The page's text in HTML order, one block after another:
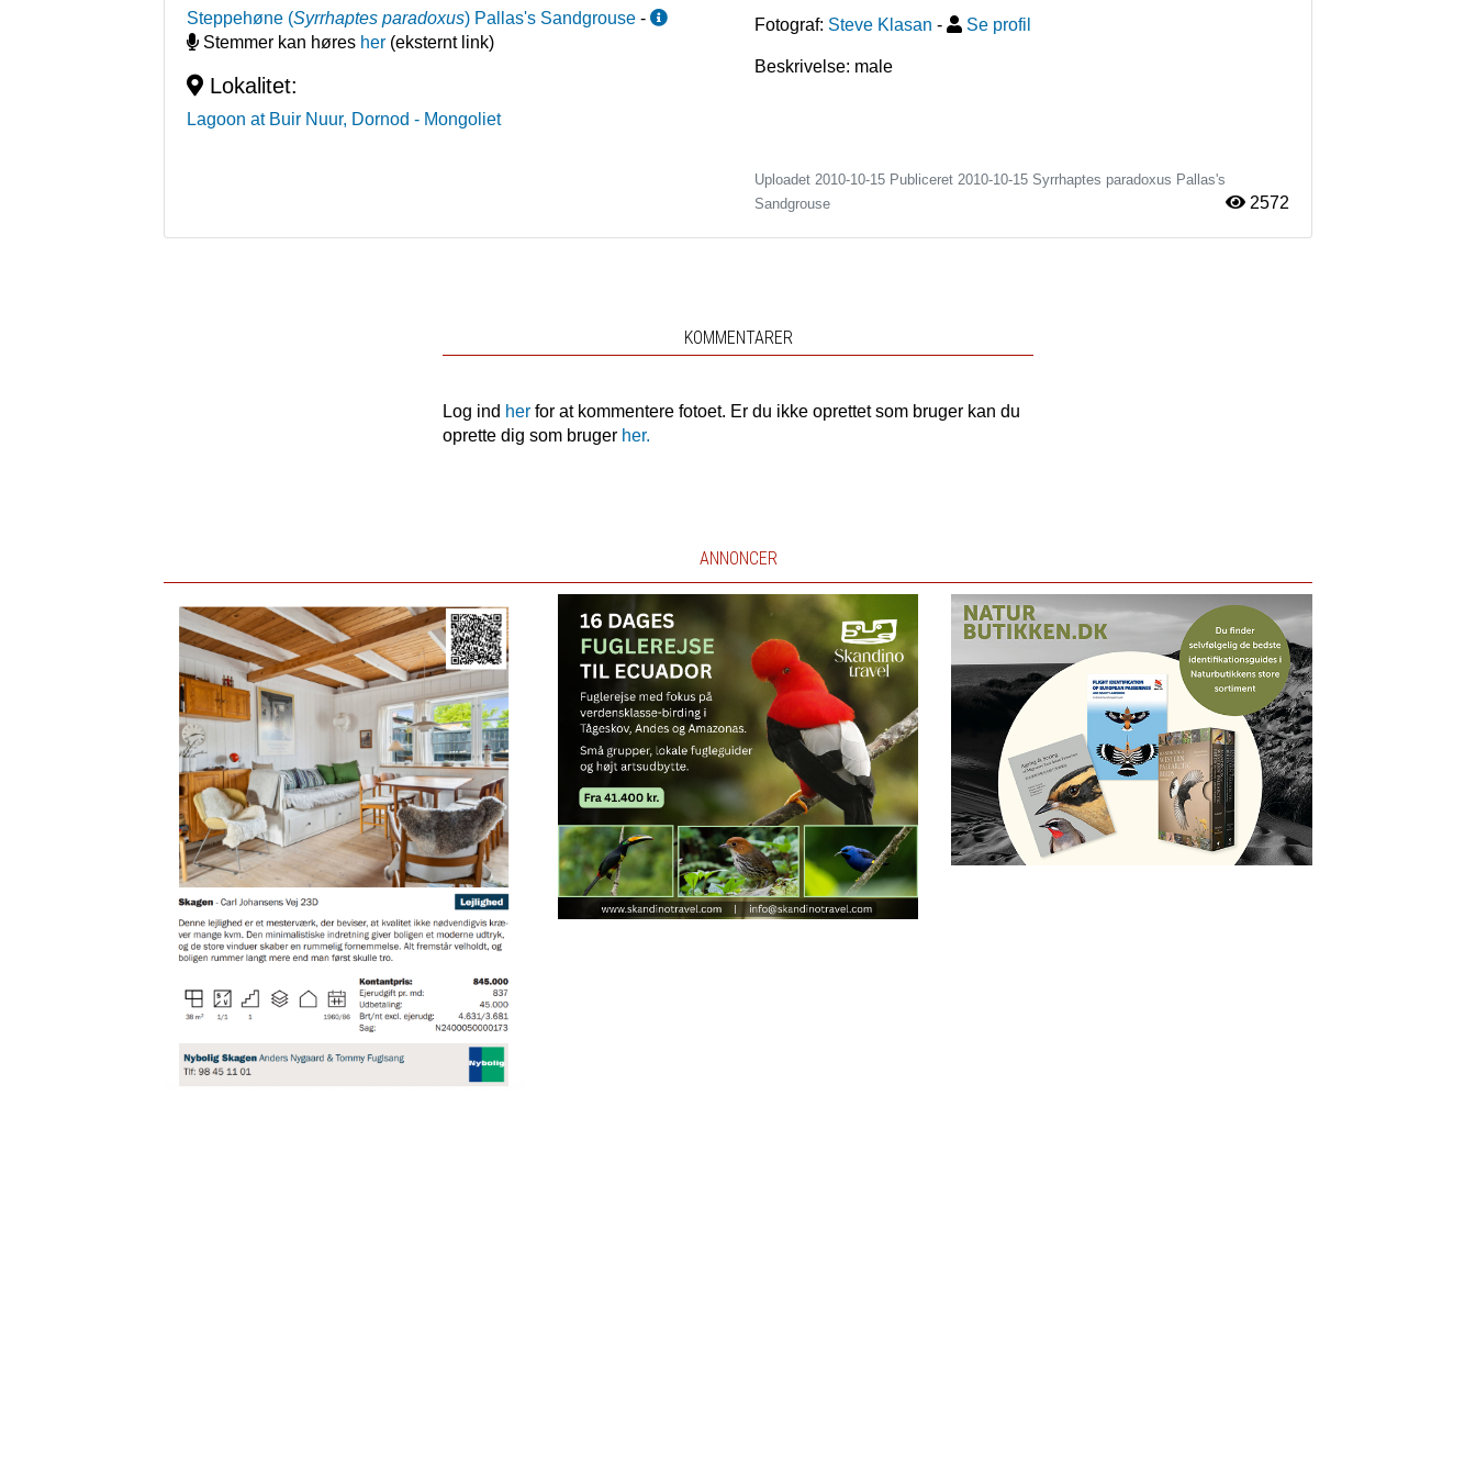
Steppehøne (Syrrhaptes paradoxus) Pallas's Sandgrouse -
Stemmer kan høres her (eksternt link)
Lokalitet:
Lagoon at Buir Nuur, Dornod - Mongoliet
Fotograf: Steve Klasan - Se profil
Beskrivelse: male
Uploadet 2010-10-15 Publiceret 2010-10-15 Syrrhaptes paradoxus Pallas's
Sandgrouse
2572
KOMMENTARER
Log ind her for at kommentere fotoet. Er du ikke oprettet som bruger kan du
oprette dig som bruger her.
ANNONCER